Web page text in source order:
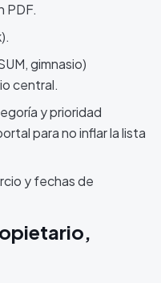
PDF.
gimnasio)
central.
y prioridad
para no inflar la lista
y fechas de